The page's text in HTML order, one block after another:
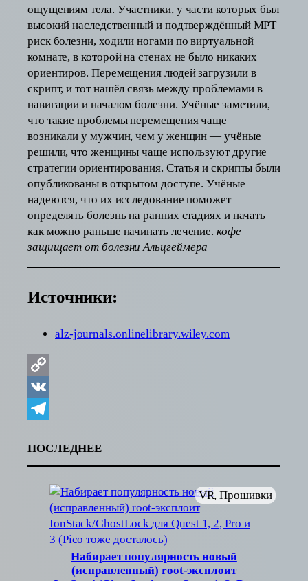
ощущениям тела. Участники, у части которых был
высокий наследственный и подтверждённый МРТ
риск болезни, ходили ногами по виртуальной
комнате, в которой на стенах не было никаких
ориентиров. Перемещения людей загрузили в
скрипт, и тот нашёл связь между проблемами в
навигации и началом болезни. Учёные заметили,
что такие проблемы перемещения чаще
возникали у мужчин, чем у женщин — учёные
решили, что женщины чаще используют другие
стратегии ориентирования. Статья и скрипты были
опубликованы в открытом доступе. Учёные
надеются, что их исследование поможет
определять болезнь на ранних стадиях и начать
как можно раньше начинать лечение.кофе
защищает от болезни Альцгеймера
Источники:
alz-journals.onlinelibrary.wiley.com
Copy
Link
VK
ПОСЛЕДНЕЕ
Набирает популярность новый
(исправленный) root-эксплоит
VR, Прошивки